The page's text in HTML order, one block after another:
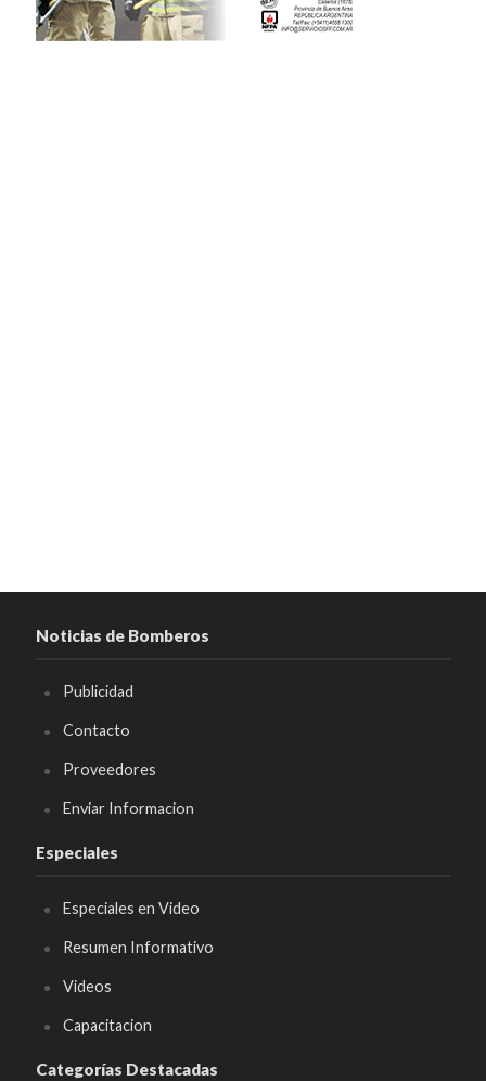
Noticias de Bomberos
Publicidad
Contacto
Proveedores
Enviar Informacion
Especiales
Especiales en Video
Resumen Informativo
Videos
Capacitacion
Categorías Destacadas